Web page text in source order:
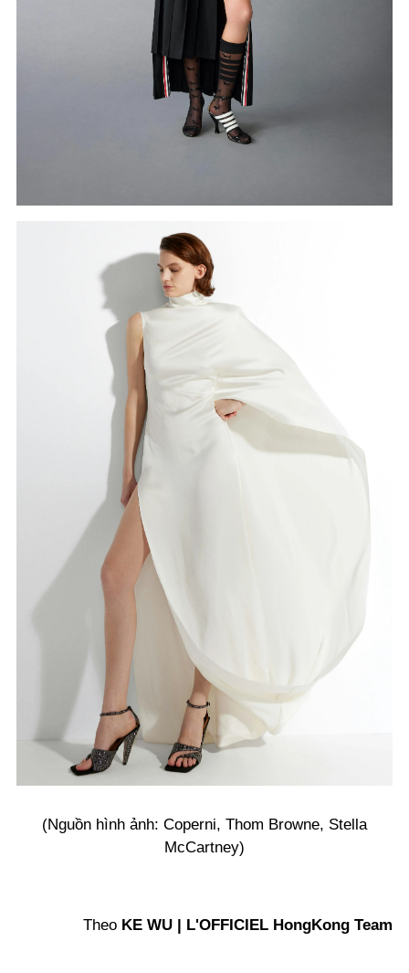
(Nguồn hình ảnh: Coperni, Thom Browne, Stella
McCartney)
Theo KE WU | L'OFFICIEL HongKong Team